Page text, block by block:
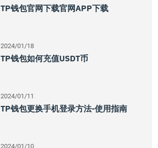
TP钱包官网下载官网APP下载
2024/01/18
TP钱包如何充值USDT币
2024/01/11
TP钱包更换手机登录方法-使用指南
2024/01/10